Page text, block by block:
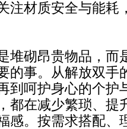
注材质安全与能耗
堆砌昂贵物品，而
的事。从解放双手
到呵护身心的个护
都在减少繁琐、提
感。按需求搭配、